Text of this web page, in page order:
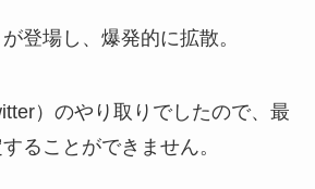
登場し、爆発的に拡散。
）のやり取りでしたので、最
ることができません。